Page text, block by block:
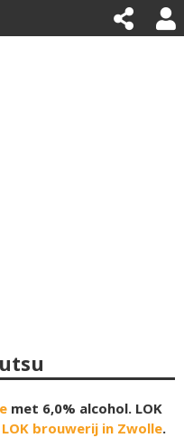
met 6,0% alcohol. LOK
LOK brouwerij in Zwolle.